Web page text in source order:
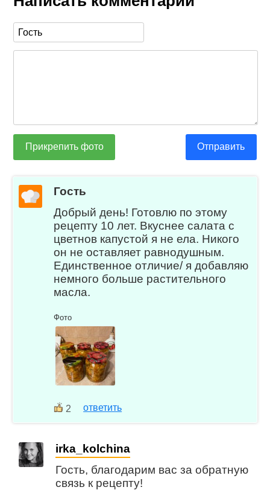
Прикрепить фото Отправить
Гость
Добрый день! Готовлю по этому
рецепту 10 лет. Вкуснее салата с
цветнов капустой я не ела. Никого
он не оставляет равнодушным.
Единственное отличие/ я добавляю
немного больше растительного
масла.
Фото
2 ответить
irka_kolchina
Гость, благодарим вас за обратную
связь к рецепту!